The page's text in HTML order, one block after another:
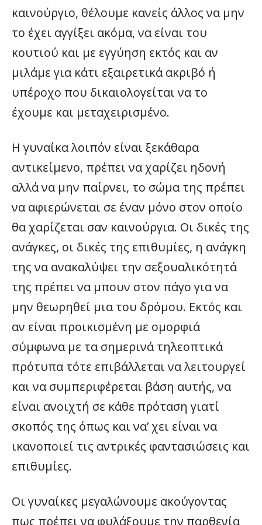
καινούργιο, θέλουμε κανείς άλλος να μην
το έχει αγγίξει ακόμα, να είναι του
κουτιού και με εγγύηση εκτός και αν
μιλάμε για κάτι εξαιρετικά ακριβό ή
υπέροχο που δικαιολογείται να το
έχουμε και μεταχειρισμένο.
Η γυναίκα λοιπόν είναι ξεκάθαρα
αντικείμενο, πρέπει να χαρίζει ηδονή
αλλά να μην παίρνει, το σώμα της πρέπει
να αφιερώνεται σε έναν μόνο στον οποίο
θα χαρίζεται σαν καινούργια. Οι δικές της
ανάγκες, οι δικές της επιθυμίες, η ανάγκη
της να ανακαλύψει την σεξουαλικότητά
της πρέπει να μπουν στον πάγο για να
μην θεωρηθεί μια του δρόμου. Εκτός και
αν είναι προικισμένη με ομορφιά
σύμφωνα με τα σημερινά τηλεοπτικά
πρότυπα τότε επιβάλλεται να λειτουργεί
και να συμπεριφέρεται βάση αυτής, να
είναι ανοιχτή σε κάθε πρόταση γιατί
σκοπός της όπως και να’ χει είναι να
ικανοποιεί τις αντρικές φαντασιώσεις και
επιθυμίες.
Οι γυναίκες μεγαλώνουμε ακούγοντας
πως πρέπει να φυλάξουμε την παρθενία